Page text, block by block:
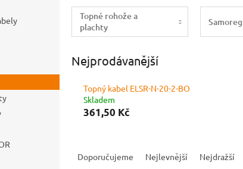
Topné rohože a
plachty
Nejprodávanější
Topný kabel ELSR-N-20-2-BO
Skladem
361,50 Kč
Doporučujeme Nejlevnější Nejdražší